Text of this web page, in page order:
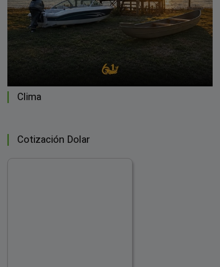
Clima
Cotización Dolar